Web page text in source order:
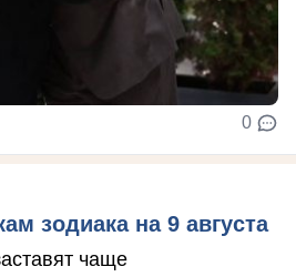
0
зодиака на 9 августа
чаще